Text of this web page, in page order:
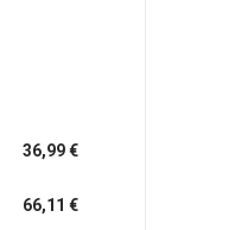
36,99 €
66,11 €